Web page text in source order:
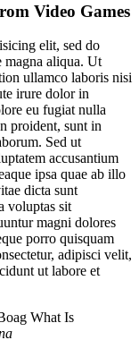
Video Games
elit, sed do
magna aliqua. Ut
ullamco laboris nisi
irure dolor in
eu fugiat nulla
proident, sunt in
Sed ut
accusantium
ipsa quae ab illo
dicta sunt
voluptas sit
magni dolores
porro quisquam
adipisci velit,
ut labore et
What Is